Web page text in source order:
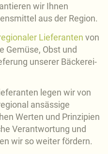
wir Ihnen
aus der Region.
Lieferanten von
Gemüse, Obst und
unserer Bäckerei-
legen wir von
ansässige
Werten und Prinzipien
Verantwortung und
wir so weiter fördern.